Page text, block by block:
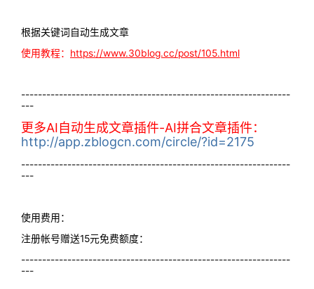
根据关键词自动生成文章
使用教程： https://www.30blog.cc/post/105.html
----------------------------------------------------------------
---
更多AI自动生成文章插件-AI拼合文章插件：
http://app.zblogcn.com/circle/?id=2175
----------------------------------------------------------------
---
使用费用：
注册帐号赠送15元免费额度：
----------------------------------------------------------------
---